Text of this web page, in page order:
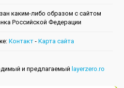
каким-либо образом с сайтом
Российской Федерации
Контакт - Kарта сайта
и предлагаемый layerzero.ro